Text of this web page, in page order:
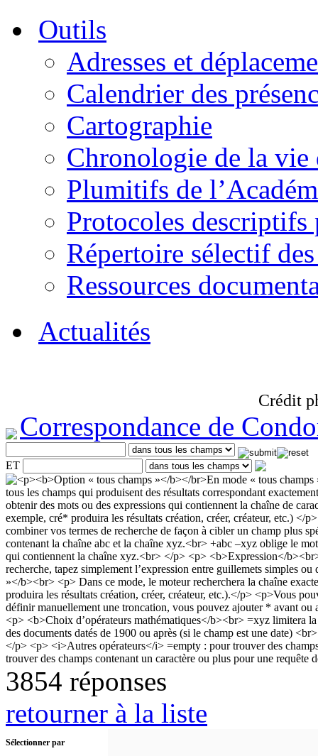
Outils
Adresses et
Calendrier des
Cartographie
Chronologie de la vie
Plumitifs de
Protocoles descriptifs
Répertoire sélectif
Ressources
Actualités
Crédit
Correspondance de
ET
3854 réponses
retourner à la liste
Sélectionner par